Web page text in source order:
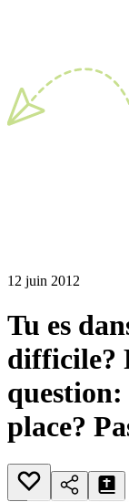
12 juin 2012
Tu es
difficile?
question:
place?